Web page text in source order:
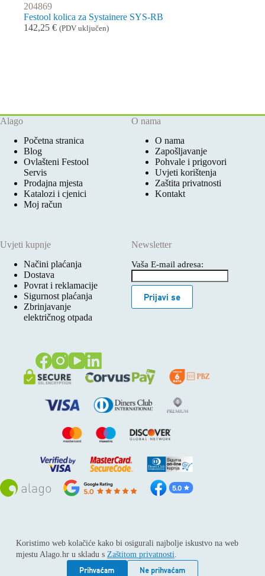
Koristimo web kolačiće kako bi osigurali najbolje iskustvo na web
mjestu Alago.hr u skladu s Zaštitom privatnosti.
Prihvaćam
Ne prihvaćam
204869
Festool kolica za Systainere SYS-RB
142,25 € (PDV uključen)
Alago
Početna stranica
Blog
Ovlašteni Festool
Servis
Prodajna mjesta
Katalozi i cjenici
Moj račun
O nama
O nama
Zapošljavanje
Pohvale i prigovori
Uvjeti korištenja
Zaštita privatnosti
Kontakt
Uvjeti kupnje
Načini plaćanja
Dostava
Povrat i reklamacije
Sigurnost plaćanja
Zbrinjavanje
električnog otpada
Newsletter
Vaša E-mail adresa:
Prijavi se
Sva prava pridržana © 2026
Alago
ALAGO d.o.o. trgovina, usluge i zastupanje stranih tvrtki /
Adresa: Horvati 112, 10436 Rakov potok / Telefon: +385 1
6539 392 / E-mail: kontakt@alago.hr / Podaci o subjektu: